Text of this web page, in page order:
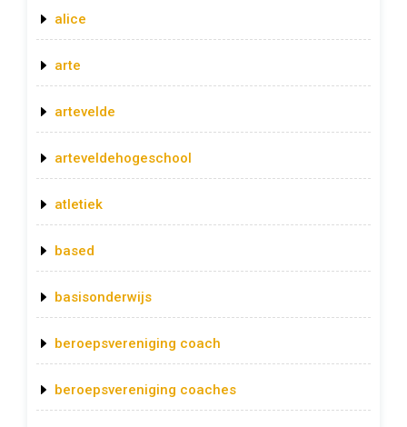
alice
arte
artevelde
arteveldehogeschool
atletiek
based
basisonderwijs
beroepsvereniging coach
beroepsvereniging coaches